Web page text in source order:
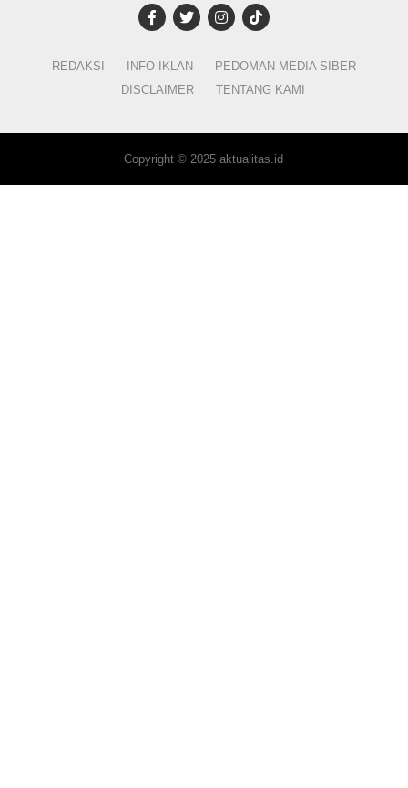
REDAKSI INFO IKLAN
PEDOMAN MEDIA SIBER
DISCLAIMER
TENTANG KAMI
Copyright © 2025 aktualitas.id